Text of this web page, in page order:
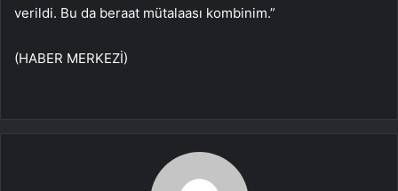
verildi. Bu da beraat mütalaası kombinim.”
(HABER MERKEZİ)